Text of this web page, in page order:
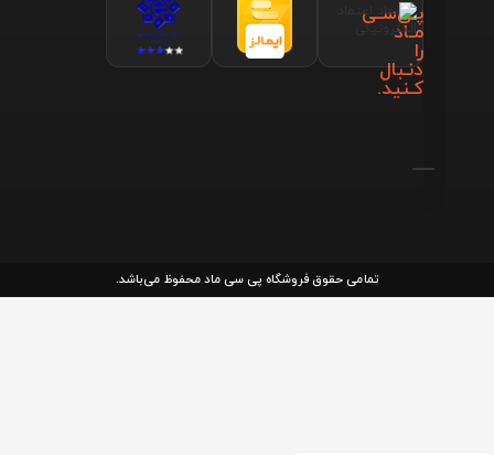
پـی‌سـی
مـاد
را
دنـبال
کـنید.
تمامی حقوق فروشگاه پی سی ماد محفوظ می‌باشد.